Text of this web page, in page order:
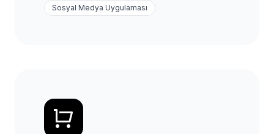
Sosyal Medya Uygulaması